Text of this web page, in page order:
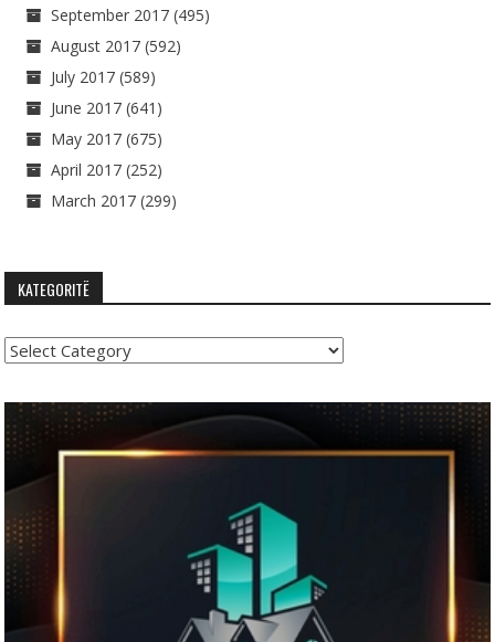
September 2017 (495)
August 2017 (592)
July 2017 (589)
June 2017 (641)
May 2017 (675)
April 2017 (252)
March 2017 (299)
KATEGORITË
Kategoritë